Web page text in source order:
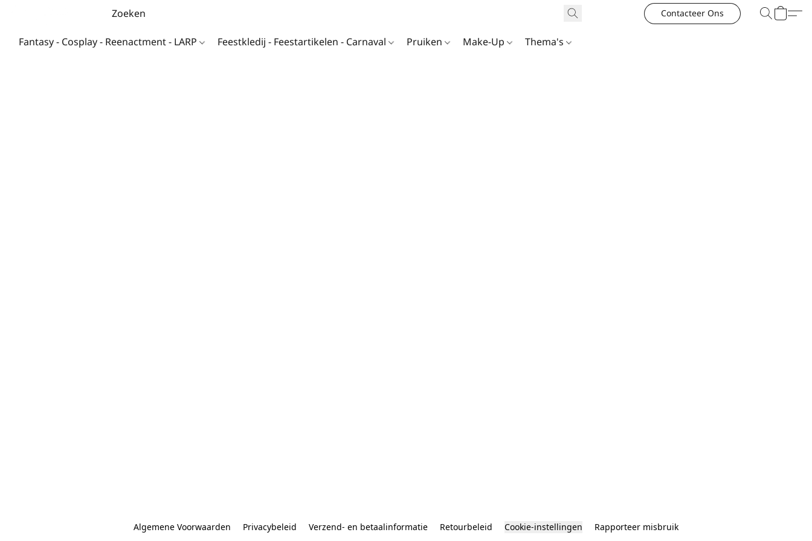
Contacteer Ons
Fantasy - Cosplay - Reenactment - LARP Feestkledij - Feestartikelen - Carnaval Pruiken Make-Up Thema's
Algemene Voorwaarden Privacybeleid Verzend- en betaalinformatie Retourbeleid Cookie-instellingen Rapporteer misbruik